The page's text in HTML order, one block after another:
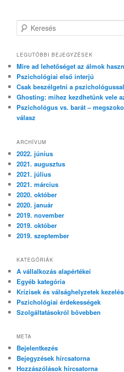
e
e
é
s
LEGUTÓBBI BEJEGYZÉSEK
Mire ad lehetőséget az álmok
Pszichológiai első interjú
Csak beszélgetni a pszichológussal
Ghosting: mihez kezdhetünk vele
Pszichológus vs. barát –
válasz
ARCHÍVUM
2022. június
2021. augusztus
2021. július
2021. március
2020. október
2020. január
2019. november
2019. október
2019. szeptember
KATEGÓRIÁK
A vállalkozás alapértékei
Egyéb kategória
Krízisek és válsághelyzetek
Pszichológiai érdekességek
Szolgáltatásokról bővebben
META
Bejelentkezés
Bejegyzések hírcsatorna
Hozzászólások hírcsatorna